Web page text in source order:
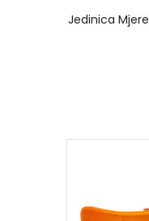
Jedinica Mjere